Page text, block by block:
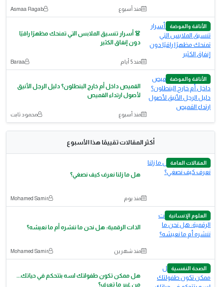
منذ أسبوع Asmaa Ragab
الأناقة والموضة
👗 أسرار تنسيق الملابس التي تمنحك مظهرًا راقيًا
دون إنفاق الكثير
منذ 5 أيام Baraa
الأناقة والموضة
القميص داخل أم خارج البنطلون؟ دليل الرجل الأنيق
لأصول ارتداء القميص
منذ أسبوع محمود ثابت
أكثر المقالات تقييمًا هذا الأسبوع
المقالات العامة
هل ما زلنا نعرف كيف نصغي؟
منذ يوم Mohamed Samir
العلوم الإنسانية
الذات الرقمية: هل نحن ما ننشره أم ما نعيشه؟
منذ شهرين Mohamed Samir
الصحة النفسية
هل ممكن تكون طفولتك لسه بتتحكم في حياتك...
من غير ما تعرف؟